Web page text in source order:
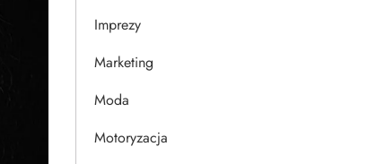
Imprezy
Marketing
Moda
Motoryzacja